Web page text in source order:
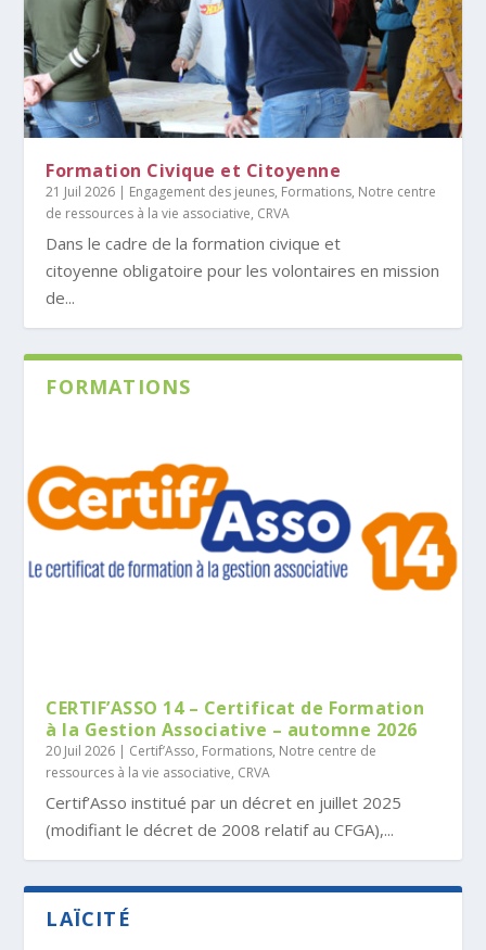
Formation Civique et Citoyenne
21 Juil 2026 | Engagement des jeunes, Formations, Notre centre
de ressources à la vie associative, CRVA
Dans le cadre de la formation civique et
citoyenne obligatoire pour les volontaires en mission
de...
FORMATIONS
CERTIF’ASSO 14 – Certificat de Formation
à la Gestion Associative – automne 2026
20 Juil 2026 | Certif’Asso, Formations, Notre centre de
ressources à la vie associative, CRVA
Certif’Asso institué par un décret en juillet 2025
(modifiant le décret de 2008 relatif au CFGA),...
LAÏCITÉ